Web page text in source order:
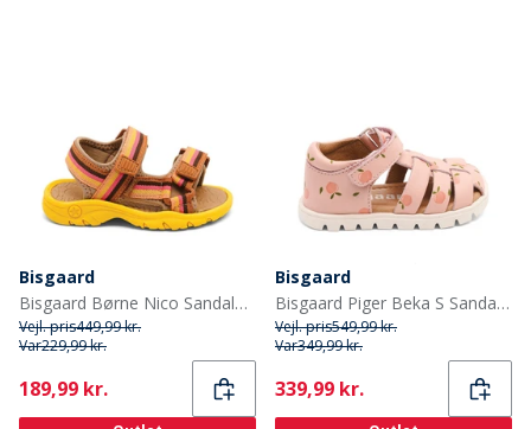
Bisgaard
Bisgaard Børne Nico Sandaler Lemon Mix
Vejl. pris449,99 kr.
Var229,99 kr.
Current
189,99 kr.
Bisgaard
Bisgaard Piger Beka S Sandaler Peach
Vejl. pris549,99 kr.
Var349,99 kr.
Current
339,99 kr.